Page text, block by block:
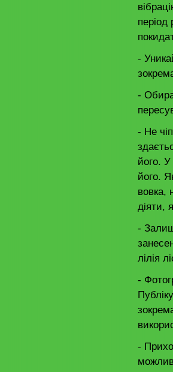
-
-
- Не
його. У
його.
вовка,
діяти,
-
лілія
-
-